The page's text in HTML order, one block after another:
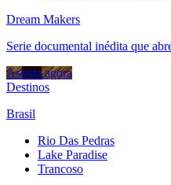
Dream Makers
Serie documental inédita que
Assista agora
Destinos
Brasil
Rio Das Pedras
Lake Paradise
Trancoso